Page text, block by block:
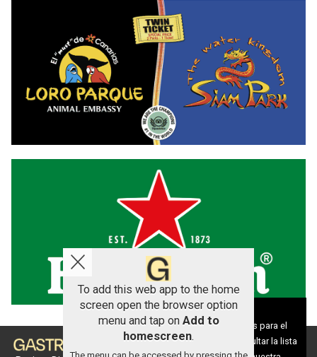
To add this web app to the home
screen open the browser option
menu and tap on Add to
homescreen.
Aviso sobre el Uso de cookies:
Utilizamos cookies nuestras y de terceros para el
funcionamiento del digital. Puedes consultar la lista